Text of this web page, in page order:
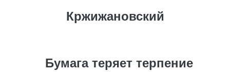
Кржижановский
Бумага теряет терпение